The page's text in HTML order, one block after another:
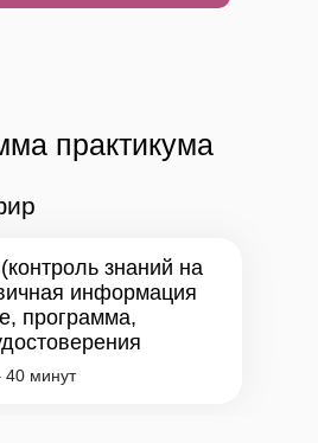
практикума
40 минут
знаний на
информация
программа,